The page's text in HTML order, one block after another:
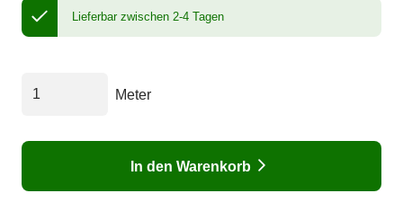
Lieferbar zwischen 2-4 Tagen
Meter
In den Warenkorb